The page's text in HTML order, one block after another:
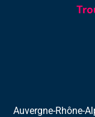
Auvergne-Rhône-